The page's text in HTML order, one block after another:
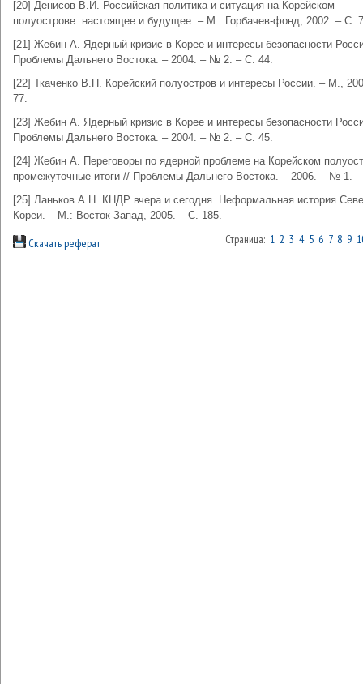
[20] Денисов В.И. Российская политика и ситуация на Корейском
полуострове: настоящее и будущее. – М.: Горбачев-фонд, 2002. – С.
[21] Жебин А. Ядерный кризис в Корее и интересы безопасности
Проблемы Дальнего Востока. – 2004. – № 2. – С. 44.
[22] Ткаченко В.П. Корейский полуостров и интересы России. – М.,
77.
[23] Жебин А. Ядерный кризис в Корее и интересы безопасности
Проблемы Дальнего Востока. – 2004. – № 2. – С. 45.
[24] Жебин А. Переговоры по ядерной проблеме на Корейском
промежуточные итоги // Проблемы Дальнего Востока. – 2006. – № 1.
[25] Ланьков А.Н. КНДР вчера и сегодня. Неформальная история
Кореи. – М.: Восток-Запад, 2005. – С. 185.
Скачать реферат Страница: 1 2 3 4 5 6 7 8 9